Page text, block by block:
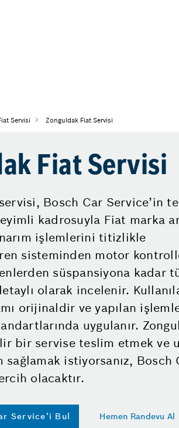
Servisi Zonguldak Fiat Servisi
Fiat Servisi
Bosch Car Service’in
kadrosuyla Fiat marka
işlemlerini titizlikle
sisteminden motor
süspansiyona kadar
olarak incelenir.
orijinaldir ve yapılan
uygulanır.
bir servise teslim etmek ve
sağlamak istiyorsanız, Bosch
olacaktır.
Service’i Bul Hemen Randevu Al